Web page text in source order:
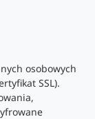
osobowych
SSL).